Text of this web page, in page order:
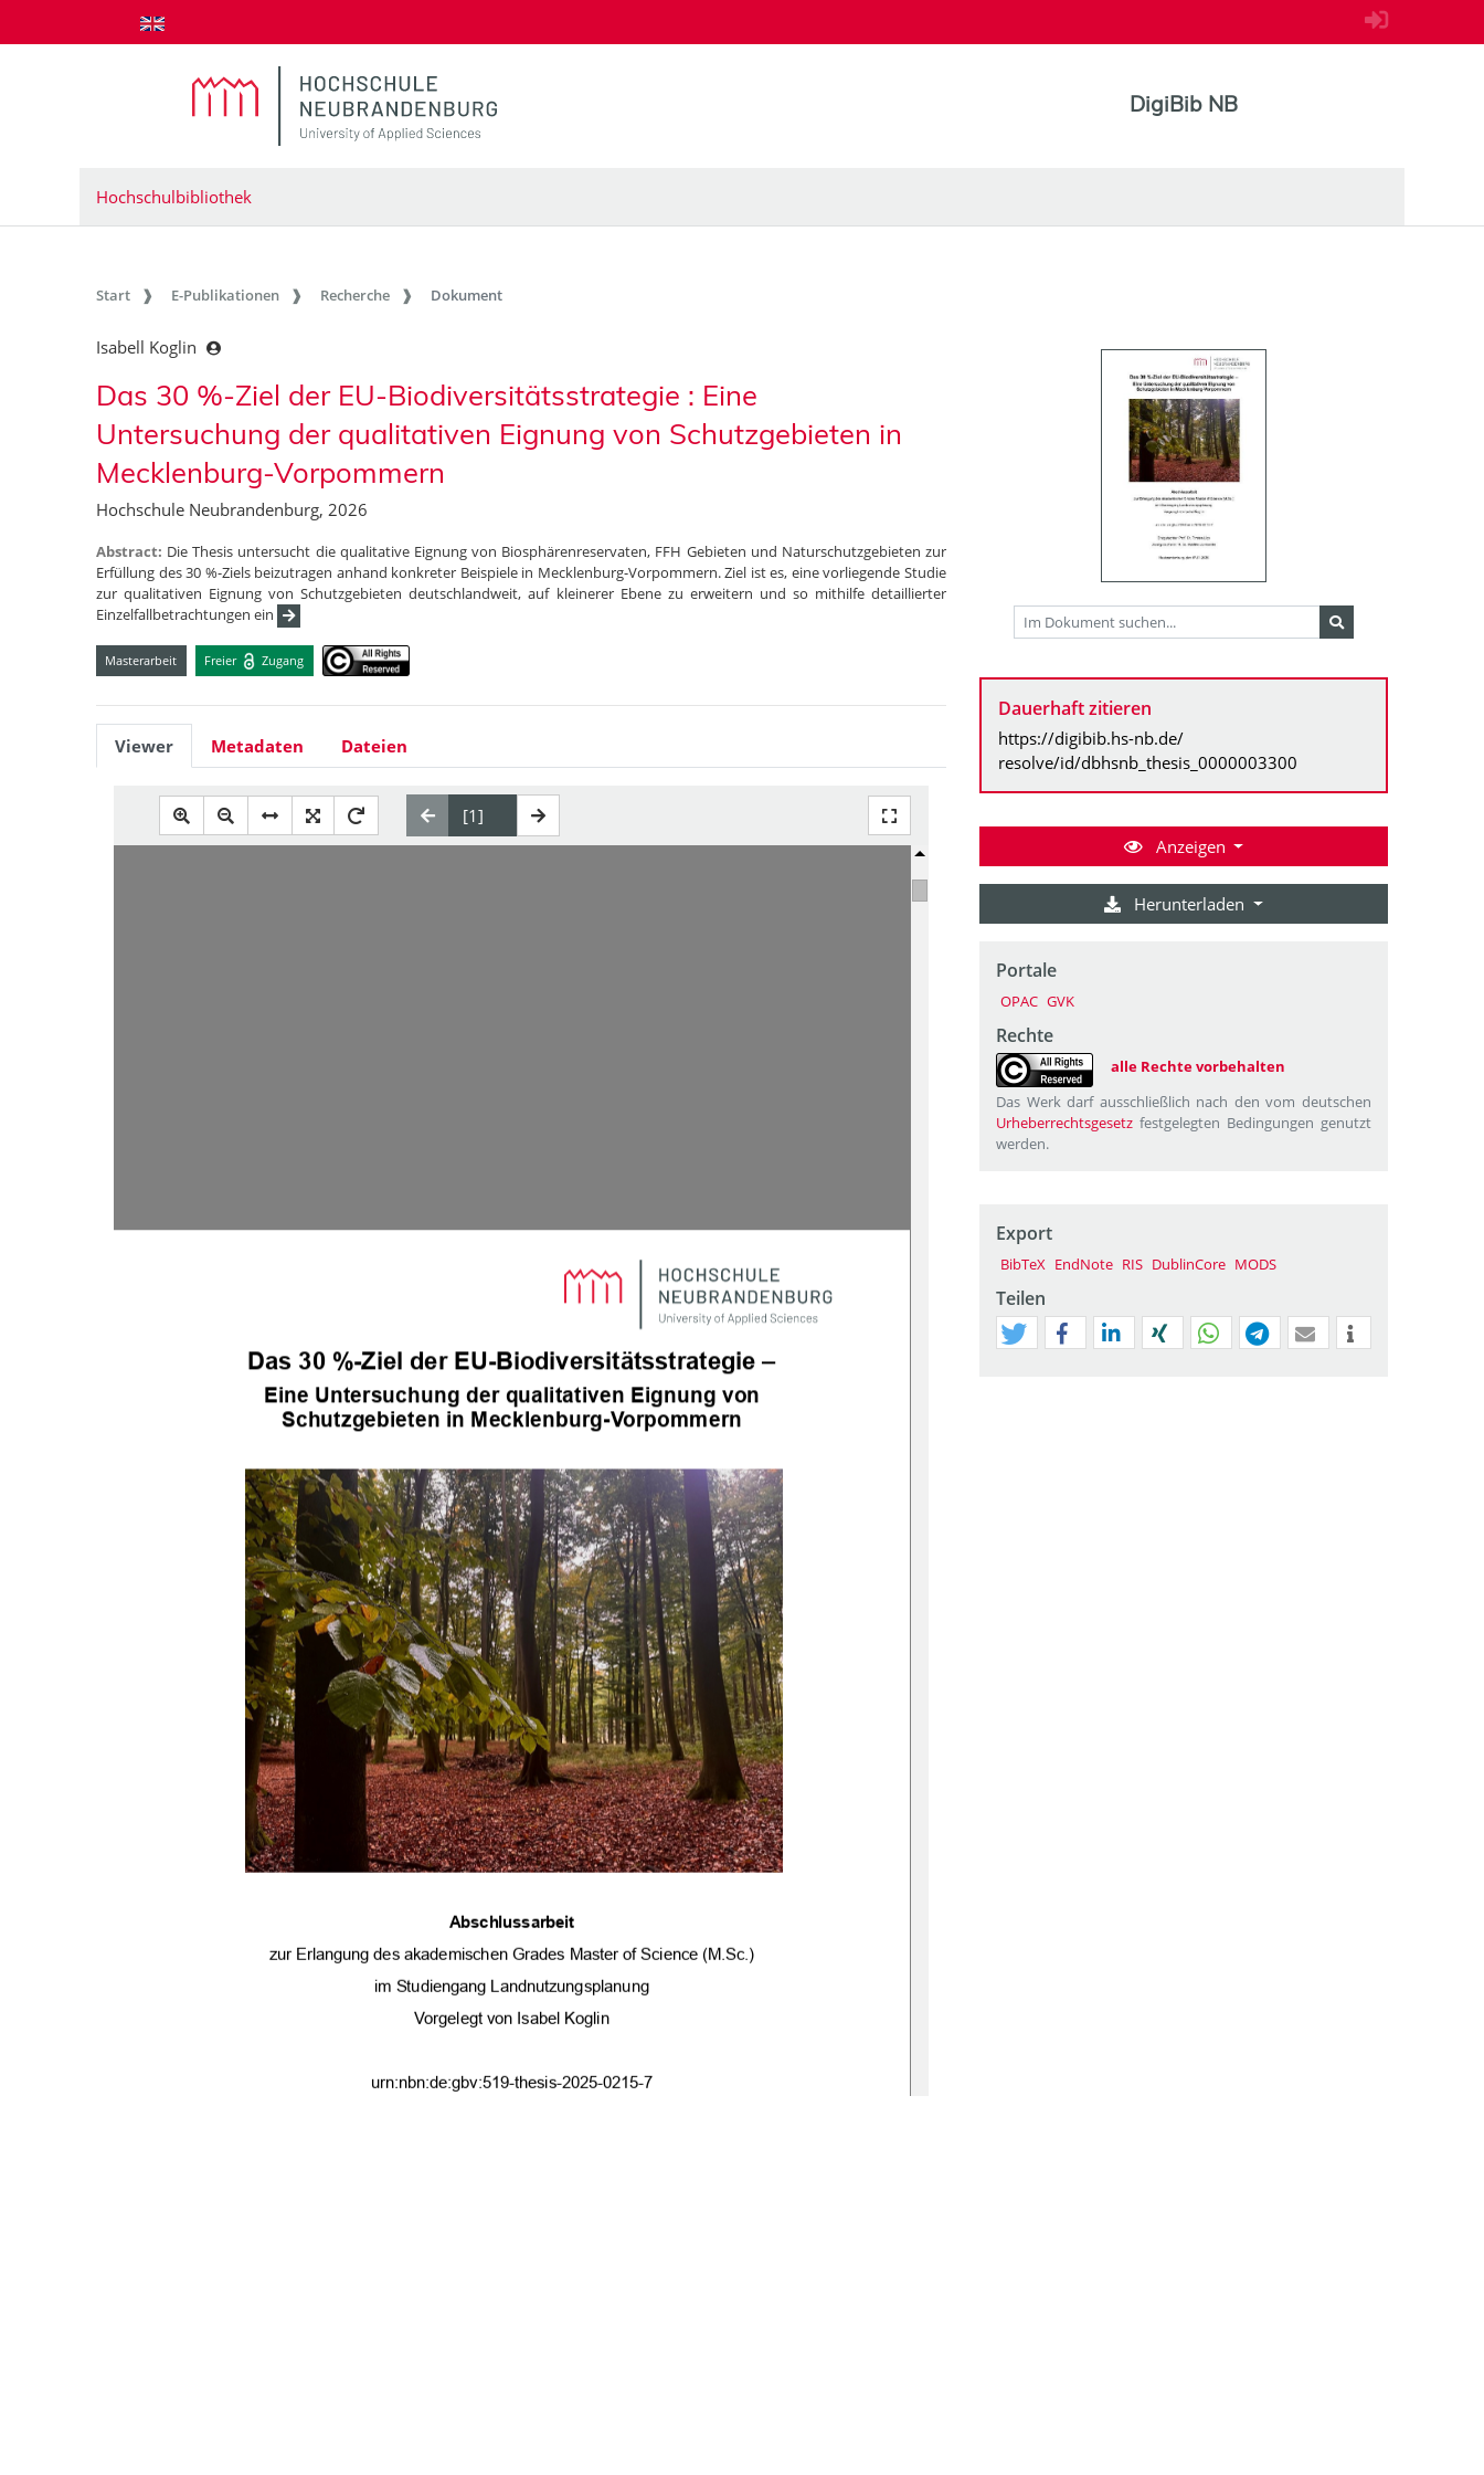
zum Inhalt springen
DigiBib NB
Hochschulbibliothek
Start E-Publikationen Recherche Dokument
Isabell Koglin
Das 30 %-Ziel der EU-Biodiversitätsstrategie : Eine
Untersuchung der qualitativen Eignung von Schutzgebieten in
Mecklenburg-Vorpommern
Hochschule Neubrandenburg, 2026
Abstract: Die Thesis untersucht die qualitative Eignung von Biosphärenreservaten, FFH Gebieten und Naturschutzgebieten zur
Erfüllung des 30 %-Ziels beizutragen anhand konkreter Beispiele in Mecklenburg-Vorpommern. Ziel ist es, eine vorliegende Studie
zur qualitativen Eignung von Schutzgebieten deutschlandweit, auf kleinerer Ebene zu erweitern und so mithilfe detaillierter
Einzelfallbetrachtungen ein
Masterarbeit Freier Zugang
Viewer Metadaten Dateien
Das 30 %-Ziel der EU-Biodiversitätsstrategie –
Eine Untersuchung der qualitativen Eignung von
Schutzgebieten in Mecklenburg-Vorpommern
Abschlussarbeit
zur Erlangung des akademischen Grades Master of Science (M.Sc.)
im Studiengang Landnutzungsplanung
Vorgelegt von Isabel Koglin
urn:nbn:de:gbv:519-thesis-2025-0215-7
Dauerhaft zitieren
https://digibib.hs-nb.de/
resolve/id/dbhsnb_thesis_0000003300
Anzeigen
Herunterladen
Portale
OPAC GVK
Rechte
alle Rechte vorbehalten
Das Werk darf ausschließlich nach den vom deutschen
Urheberrechtsgesetz festgelegten Bedingungen genutzt
werden.
Export
BibTeX EndNote RIS DublinCore MODS
Teilen